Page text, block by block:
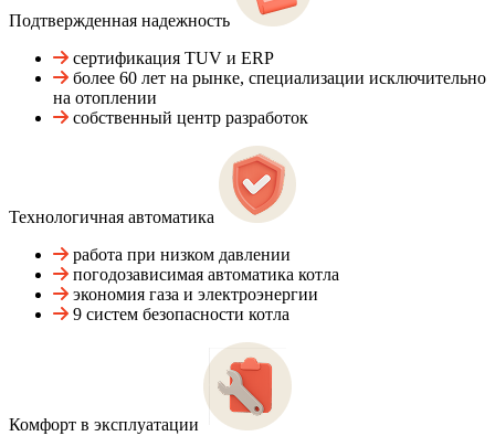
Подтвержденная надежность
сертификация TUV и ERP
более 60 лет на рынке, специализации исключительно
на отоплении
собственный центр разработок
Технологичная автоматика
работа при низком давлении
погодозависимая автоматика котла
экономия газа и электроэнергии
9 систем безопасности котла
Комфорт в эксплуатации